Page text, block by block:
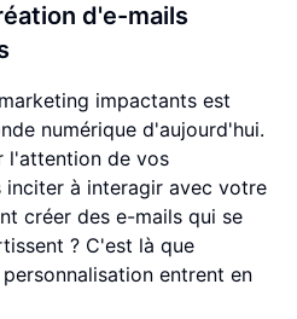
d'e-mails
impactants est
numérique d'aujourd'hui.
l'attention de vos
inciter à interagir avec votre
créer des e-mails qui se
? C'est là que
entrent en